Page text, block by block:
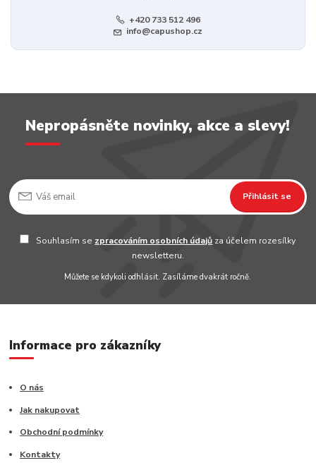
+420 733 512 496
info@capushop.cz
Nepropásněte novinky, akce a slevy!
Přihlásit se
Souhlasím se zpracováním osobních údajů za účelem rozesílky
newsletteru.
Můžete se kdykoli odhlásit. Zasíláme dvakrát ročně.
Informace pro zákazníky
O nás
Jak nakupovat
Obchodní podmínky
Kontakty